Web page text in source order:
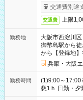
交通費別途
交通費 上限
勤務地
大阪市西淀川区
御幣島駅から
から【登録地
兵庫・大阪
勤務時間
(1)9:00～
憩1ｈ 日勤・夕
わせて働けるお仕事です(*^^*)